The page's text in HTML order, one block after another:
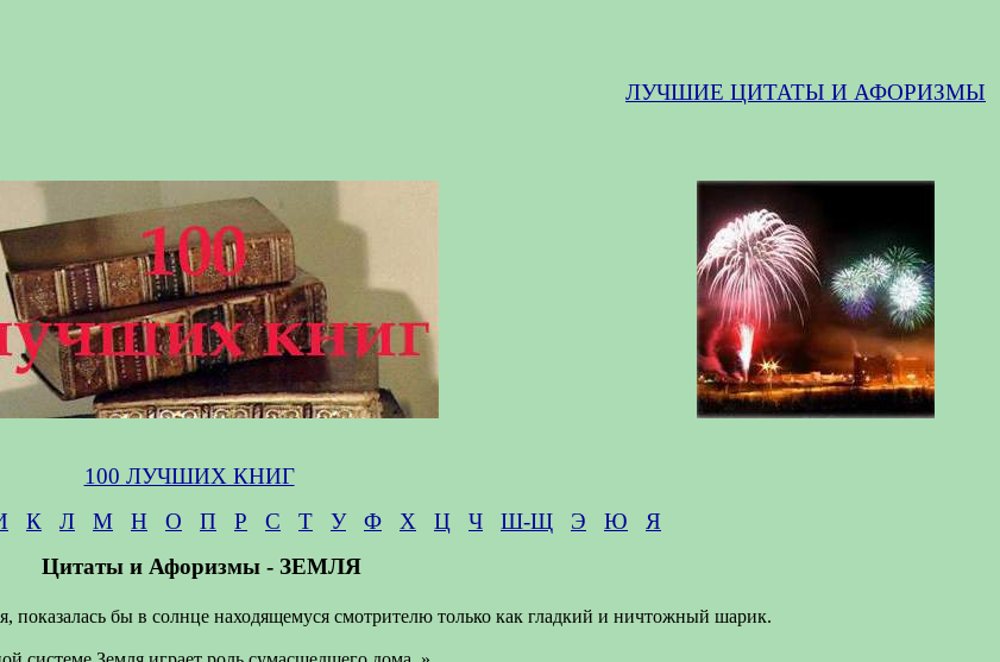
ЛУЧШИЕ ЦИТАТЫ И АФОРИЗМЫ
100 ЛУЧШИХ КНИГ
К Л М Н О П Р С Т У Ф Х Ц Ч Ш-Щ Э Ю
Я
Цитаты и Афоризмы - ЗЕМЛЯ
показалась бы в солнце находящемуся смотрителю только как гладкий и ничтожный шарик.